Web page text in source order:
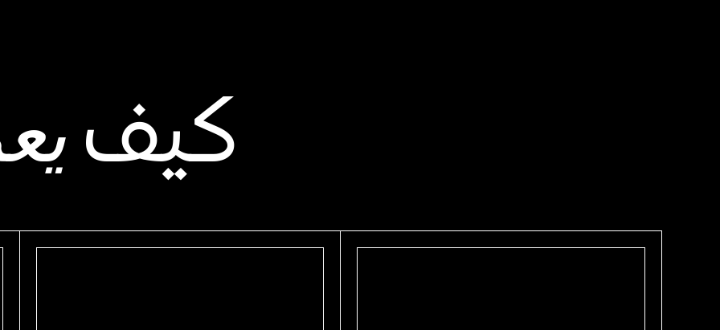
كيف